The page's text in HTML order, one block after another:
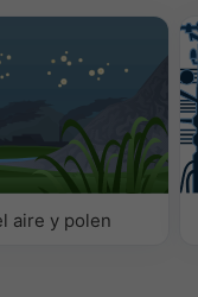
aire y polen